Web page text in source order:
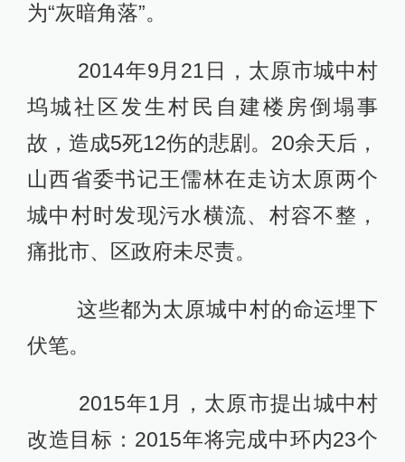
为“灰暗角落”。
2014年9月21日，太原市城中村
坞城社区发生村民自建楼房倒塌事
故，造成5死12伤的悲剧。20余天后，
山西省委书记王儒林在走访太原两个
城中村时发现污水横流、村容不整，
痛批市、区政府未尽责。
这些都为太原城中村的命运埋下
伏笔。
2015年1月，太原市提出城中村
改造目标：2015年将完成中环内23个